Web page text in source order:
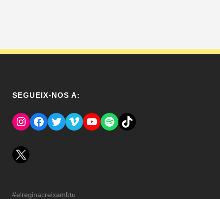
SEGUEIX-NOS A:
Instagram
Facebook
TwitterVimeoYouTube
SpotifyEl Tik Tok del Regina.
#elreginacreixambtu